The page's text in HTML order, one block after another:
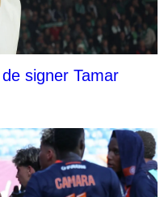
signer Tamar